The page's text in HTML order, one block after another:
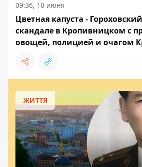
09:36, 10 июня
Цветная капуста -
скандале в Кропивницком с
овощей, полицией и очагом
ЖИТТЯ